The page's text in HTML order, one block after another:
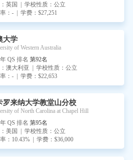
英国 | 学校性质：公立
：- | 学费：$27,251
大学
of Western Australia
QS 排名 第92名
澳大利亚 | 学校性质：公立
：- | 学费：$22,653
罗来纳大学教堂山分校
of North Carolina at Chapel Hill
QS 排名 第95名
美国 | 学校性质：公立
：10.43% | 学费：$36,000